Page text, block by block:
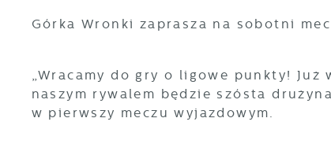
Górka Wronki zaprasza na sobotni
„Wracamy do gry o ligowe punkty!
naszym rywalem będzie szósta
w pierwszy meczu wyjazdowym.